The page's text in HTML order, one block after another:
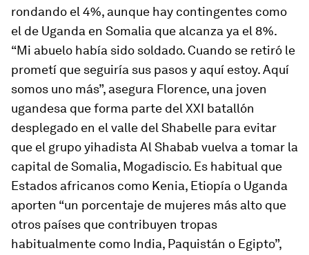
rondando el 4%, aunque hay contingentes como
el de Uganda en Somalia que alcanza ya el 8%.
“Mi abuelo había sido soldado. Cuando se retiró le
prometí que seguiría sus pasos y aquí estoy. Aquí
somos uno más”, asegura Florence, una joven
ugandesa que forma parte del XXI batallón
desplegado en el valle del Shabelle para evitar
que el grupoyihadista Al Shabab vuelva a tomar la
capital de Somalia, Mogadiscio. Es habitual que
Estados africanos como Kenia, Etiopía o Uganda
aporten “un porcentaje de mujeres más alto que
otros países que contribuyen tropas
habitualmente como India, Paquistán o Egipto”,